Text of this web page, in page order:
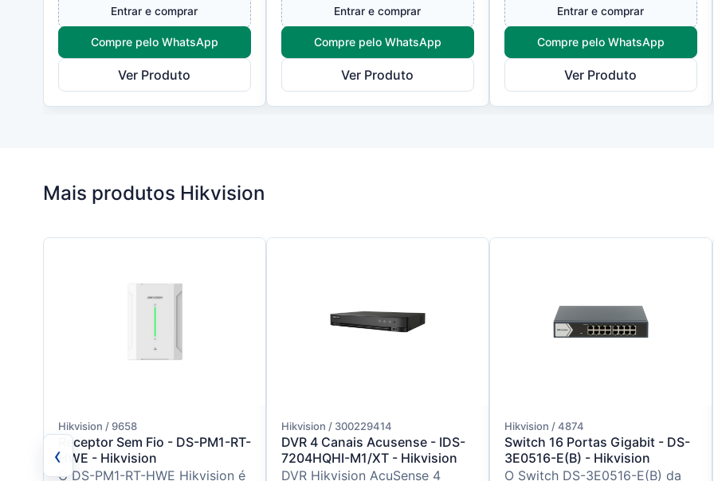
possui t...Entrar e comprar
Compre pelo WhatsApp
Ver Produto
equipamentos de CFTV,
redes,...
Entrar e comprar
Compre pelo WhatsApp
Ver Produto
Entrar e comprar
Compre pelo WhatsApp
Ver Produto
Mais produtos Hikvision
‹
Hikvision / 9658
Receptor Sem Fio - DS-PM1-RT-
HWE - Hikvision
O DS-PM1-RT-HWE Hikvision é
Hikvision / 300229414
DVR 4 Canais Acusense - IDS-
7204HQHI-M1/XT - Hikvision
DVR Hikvision AcuSense 4
Hikvision / 4874
Switch 16 Portas Gigabit - DS-
3E0516-E(B) - Hikvision
O Switch DS-3E0516-E(B) da